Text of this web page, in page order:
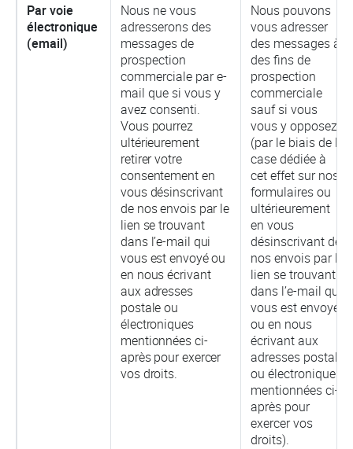
Par voie
électronique
(email)
Nous ne vous
adresserons des
messages de
prospection
commerciale par e-
mail que si vous y
avez consenti.
Vous pourrez
ultérieurement
retirer votre
consentement en
vous désinscrivant
de nos envois par le
lien se trouvant
dans l’e-mail qui
vous est envoyé ou
en nous écrivant
aux adresses
postale ou
électroniques
mentionnées ci-
après pour exercer
vos droits.
Nous pouvons
vous adresser
des messages à
des fins de
prospection
commerciale
sauf si vous
vous y opposez
(par le biais de la
case dédiée à
cet effet sur nos
formulaires ou
ultérieurement
en vous
désinscrivant de
nos envois par le
lien se trouvant
dans l’e-mail qui
vous est envoyé
ou en nous
écrivant aux
adresses postale
ou électroniques
mentionnées ci-
après pour
exercer vos
droits).